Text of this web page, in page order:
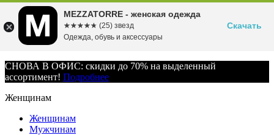
СНОВА В ОФИС: скидки до 70% на выделенный
ассортимент! Подробнее
Женщинам
Женщинам
Мужчинам
MEZZATORRE - женская одежда
☆☆☆☆☆
★★★★★ (25) звезд
Одежда, обувь и аксессуары
Скачать